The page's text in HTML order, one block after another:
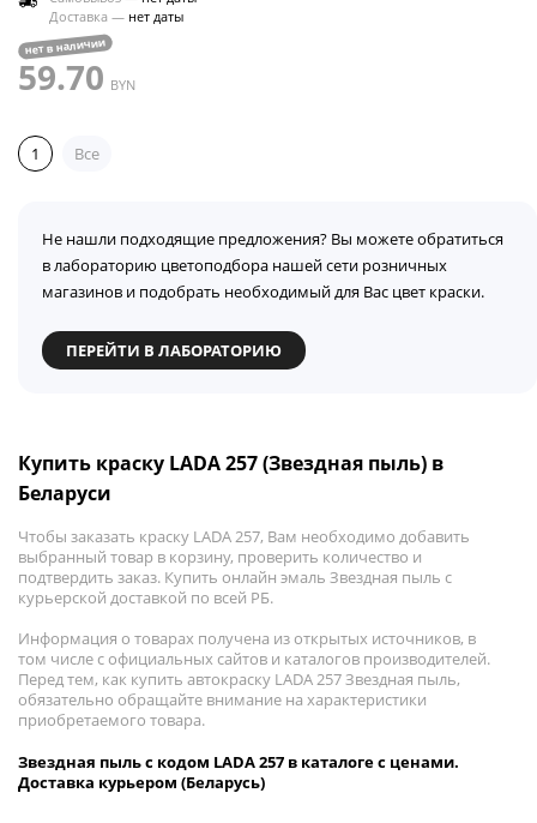
Доставка — нет даты
нет в наличии
59.70 BYN
1 Все
Не нашли подходящие предложения? Вы можете обратиться
в лабораторию цветоподбора нашей сети розничных
магазинов и подобрать необходимый для Вас цвет краски.
ПЕРЕЙТИ В ЛАБОРАТОРИЮ
Купить краску LADA 257 (Звездная пыль) в
Беларуси
Чтобы заказать краску LADA 257, Вам необходимо добавить
выбранный товар в корзину, проверить количество и
подтвердить заказ. Купить онлайн эмаль Звездная пыль с
курьерской доставкой по всей РБ.
Информация о товарах получена из открытых источников, в
том числе с официальных сайтов и каталогов производителей.
Перед тем, как купить автокраску LADA 257 Звездная пыль,
обязательно обращайте внимание на характеристики
приобретаемого товара.
Звездная пыль с кодом LADA 257 в каталоге с ценами.
Доставка курьером (Беларусь)